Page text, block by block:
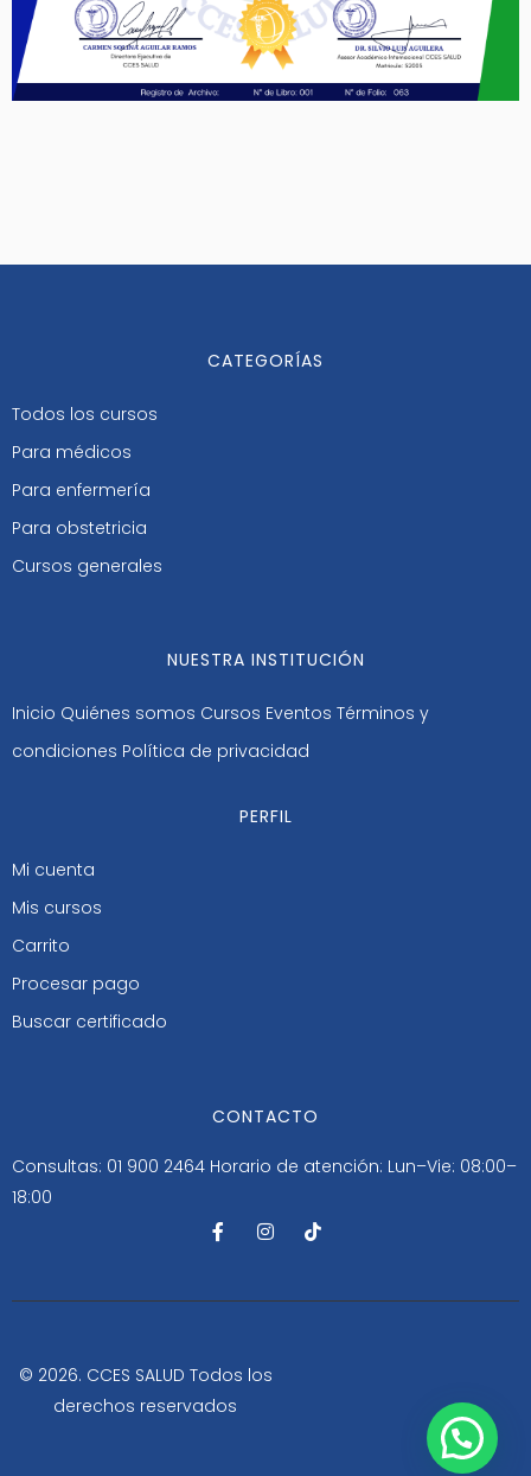
CATEGORÍAS
Todos los cursos
Para médicos
Para enfermería
Para obstetricia
Cursos generales
NUESTRA INSTITUCIÓN
Inicio Quiénes somos Cursos Eventos Términos y
condiciones Política de privacidad
PERFIL
Mi cuenta
Mis cursos
Carrito
Procesar pago
Buscar certificado
CONTACTO
Consultas: 01 900 2464 Horario de atención: Lun–Vie: 08:00–
18:00
F
a
b
-
I
n
a
m
T
i
o
© 2026. CCES SALUD Todos los
derechos reservados